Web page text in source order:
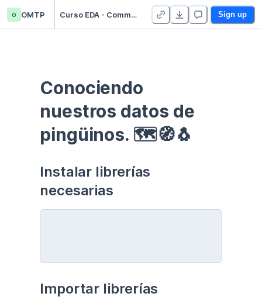
o OMTP Curso EDA - Communication - Duplicate Sign up
Conociendo
nuestros datos de
pingüinos. 🗺🧭🐧
Instalar librerías
necesarias
Importar librerías